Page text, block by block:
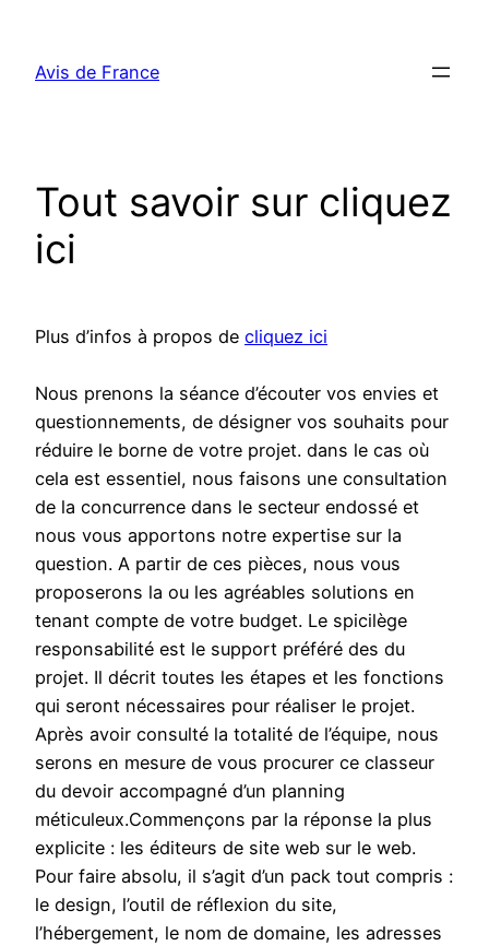
contenu
Avis de France
Tout savoir sur cliquez
ici
Plus d’infos à propos de cliquez ici
Nous prenons la séance d’écouter vos envies et
questionnements, de désigner vos souhaits pour
réduire le borne de votre projet. dans le cas où
cela est essentiel, nous faisons une consultation
de la concurrence dans le secteur endossé et
nous vous apportons notre expertise sur la
question. A partir de ces pièces, nous vous
proposerons la ou les agréables solutions en
tenant compte de votre budget. Le spicilège
responsabilité est le support préféré des du
projet. Il décrit toutes les étapes et les fonctions
qui seront nécessaires pour réaliser le projet.
Après avoir consulté la totalité de l’équipe, nous
serons en mesure de vous procurer ce classeur
du devoir accompagné d’un planning
méticuleux.Commençons par la réponse la plus
explicite : les éditeurs de site web sur le web.
Pour faire absolu, il s’agit d’un pack tout compris :
le design, l’outil de réflexion du site,
l’hébergement, le nom de domaine, les adresses